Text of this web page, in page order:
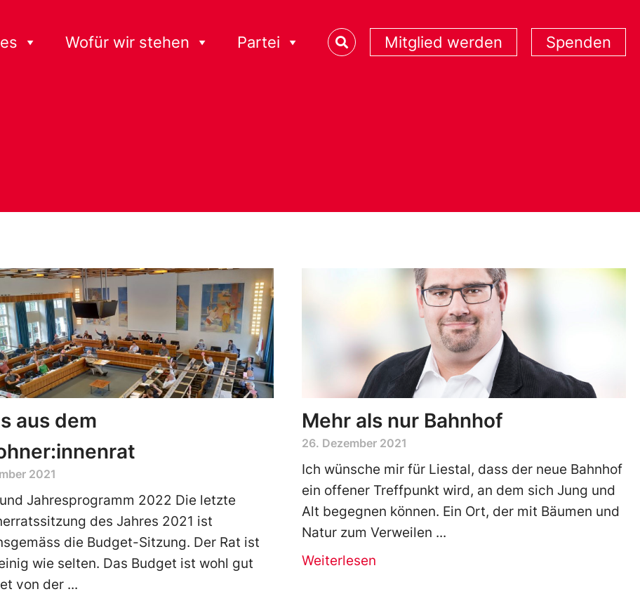
Wofür wir stehen Partei Mitglied werden Spenden
aus dem
2021
Jahresprogramm 2022 Die letzte
des Jahres 2021 ist
die Budget-Sitzung. Der Rat ist
wie selten. Das Budget ist wohl gut
von der
Mehr als nur Bahnhof
26. Dezember 2021
Ich wünsche mir für Liestal, dass der neue Bahnhof
ein offener Treffpunkt wird, an dem sich Jung und
Alt begegnen können. Ein Ort, der mit Bäumen und
Natur zum Verweilen
Weiterlesen